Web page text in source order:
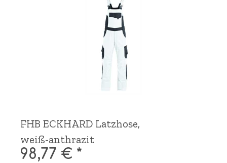
FHB ECKHARD Latzhose,
weiß-anthrazit
98,77 € *